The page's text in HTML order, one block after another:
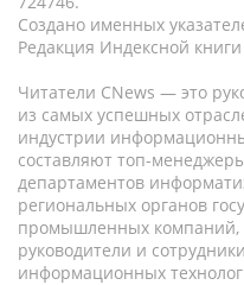
Создано именных
Редакция Индексной
Читатели CNews — это
из самых успешных
индустрии
составляют топ-
департаментов
региональных органов
промышленных компаний,
руководители и
информационных